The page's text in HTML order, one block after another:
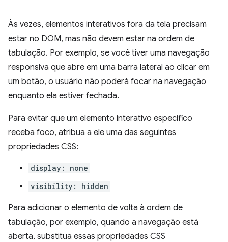
Às vezes, elementos interativos fora da tela precisam
estar no DOM, mas não devem estar na ordem de
tabulação. Por exemplo, se você tiver uma navegação
responsiva que abre em uma barra lateral ao clicar em
um botão, o usuário não poderá focar na navegação
enquanto ela estiver fechada.
Para evitar que um elemento interativo específico
receba foco, atribua a ele uma das seguintes
propriedades CSS:
display: none
visibility: hidden
Para adicionar o elemento de volta à ordem de
tabulação, por exemplo, quando a navegação está
aberta, substitua essas propriedades CSS